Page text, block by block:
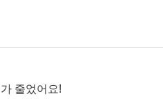
줄었어요!